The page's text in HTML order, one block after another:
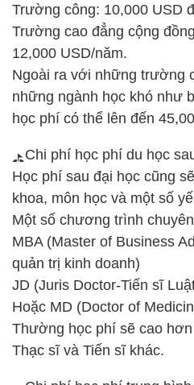
Trường công: 10,000 USD
Trường cao đẳng cộng
12,000 USD/năm.
Ngoài ra với những trường
những ngành học khó như
học phí có thể lên đến
Chi phí học phí du học
Học phí sau đại học cũng
khoa, môn học và một số
Một số chương trình
MBA (Master of Business
quản trị kinh doanh)
JD (Juris Doctor-Tiến sĩ
Hoặc MD (Doctor of
Thường học phí sẽ cao
Thạc sĩ và Tiến sĩ khác.